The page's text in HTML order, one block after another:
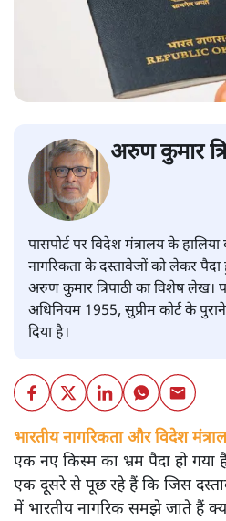
अरुण कुमार
पासपोर्ट पर विदेश मंत्रालय के
नागरिकता के दस्तावेजों को लेकर
अरुण कुमार त्रिपाठी का विशेष लेख।
अधिनियम 1955, सुप्रीम कोर्ट के
दिया है।
भारतीय नागरिकता और विदेश
एक नए किस्म का भ्रम पैदा हो गया
एक दूसरे से पूछ रहे हैं कि जिस
में भारतीय नागरिक समझे जाते हैं